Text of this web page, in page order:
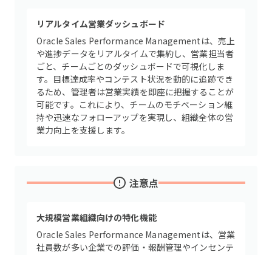
リアルタイム営業ダッシュボード
Oracle Sales Performance Managementは、売上
や進捗データをリアルタイムで集約し、営業担当者
ごと、チームごとのダッシュボードで可視化しま
す。目標達成率やコンテスト状況を動的に追跡でき
るため、管理者は営業実績を即座に把握することが
可能です。これにより、チームのモチベーション維
持や迅速なフォローアップを実現し、組織全体の営
業力向上を支援します。
注意点
大規模営業組織向けの特化機能
Oracle Sales Performance Managementは、営業
社員数が多い企業での評価・報酬管理やインセンテ